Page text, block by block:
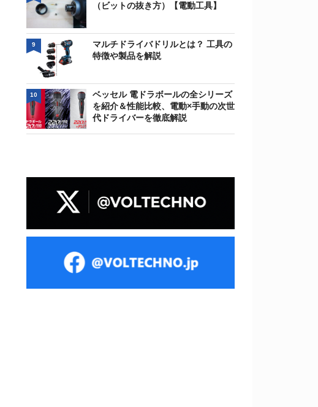
（ビットの抜き方）【電動工具】
マルチドライバドリルとは？ 工具の
特徴や製品を解説
9
ベッセル 電ドラボールの全シリーズ
を紹介＆性能比較、電動×手動の次世
代ドライバーを徹底解説
10